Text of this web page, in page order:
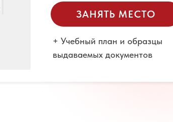
+ Учебный план и образцы
выдаваемых документов
ЗАНЯТЬ МЕСТО